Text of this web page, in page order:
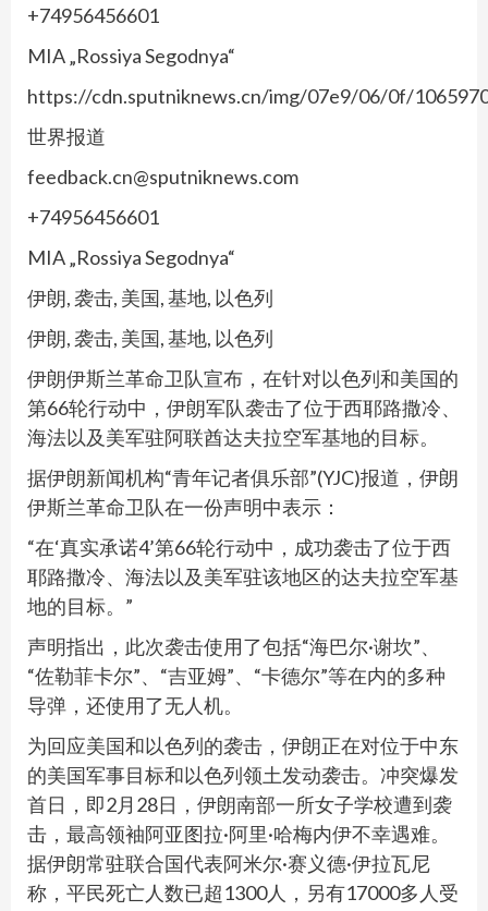
+74956456601
MIA „Rossiya Segodnya“
https://cdn.sputniknews.cn/img/07e9/06/0f/
世界报道
feedback.cn@sputniknews.com
+74956456601
MIA „Rossiya Segodnya“
伊朗, 袭击, 美国, 基地, 以色列
伊朗, 袭击, 美国, 基地, 以色列
伊朗伊斯兰革命卫队宣布，在针对以色列和美国的
第66轮行动中，伊朗军队袭击了位于西耶路撒冷、
海法以及美军驻阿联酋达夫拉空军基地的目标。
据伊朗新闻机构“青年记者俱乐部”(YJC)报道，伊朗
伊斯兰革命卫队在一份声明中表示：
“在‘真实承诺4’第66轮行动中，成功袭击了位于西
耶路撒冷、海法以及美军驻该地区的达夫拉空军基
地的目标。”
声明指出，此次袭击使用了包括“海巴尔·谢坎”、
“佐勒菲卡尔”、“吉亚姆”、“卡德尔”等在内的多种
导弹，还使用了无人机。
为回应美国和以色列的袭击，伊朗正在对位于中东
的美国军事目标和以色列领土发动袭击。冲突爆发
首日，即2月28日，伊朗南部一所女子学校遭到袭
击，最高领袖阿亚图拉·阿里·哈梅内伊不幸遇难。
据伊朗常驻联合国代表阿米尔·赛义德·伊拉瓦尼
称，平民死亡人数已超1300人，另有17000多人受